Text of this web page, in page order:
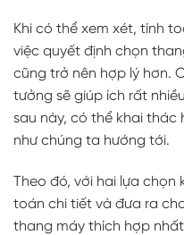
Khi có thể xem xét, tính
việc quyết định chọn
cũng trở nên hợp lý hơn.
tưởng sẽ giúp ích rất
sau này, có thể khai thác
như chúng ta hướng tới.
Theo đó, với hai lựa chọn
toán chi tiết và đưa ra
thang máy thích hợp